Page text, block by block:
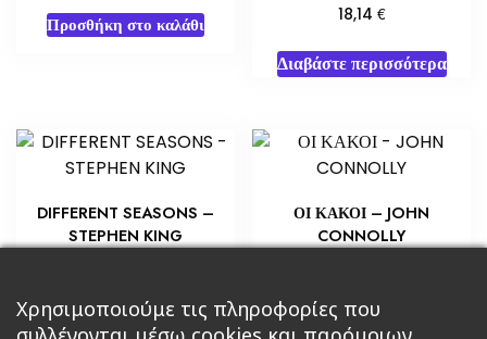
Προσθήκη στο καλάθι 18,14 €
Διαβάστε περισσότερα
DIFFERENT SEASONS –
STEPHEN KING
Προσθήκη στο καλάθι
ΟΙ ΚΑΚΟΙ – JOHN
CONNOLLY
Προσθήκη στο καλάθι
Χρησιμοποιούμε τις πληροφορίες που